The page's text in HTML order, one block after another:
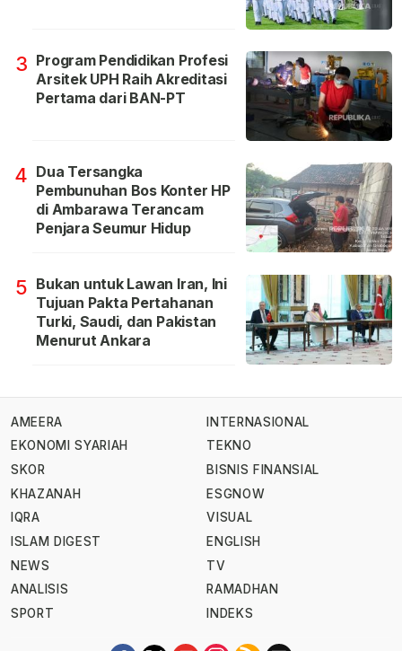
3 Program Pendidikan Profesi
Arsitek UPH Raih Akreditasi
Pertama dari BAN-PT
4 Dua Tersangka
Pembunuhan Bos Konter HP
di Ambarawa Terancam
Penjara Seumur Hidup
5 Bukan untuk Lawan Iran, Ini
Tujuan Pakta Pertahanan
Turki, Saudi, dan Pakistan
Menurut Ankara
AMEERA
EKONOMI SYARIAH
SKOR
KHAZANAH
IQRA
ISLAM DIGEST
NEWS
ANALISIS
SPORT
INTERNASIONAL
TEKNO
BISNIS FINANSIAL
ESGNOW
VISUAL
ENGLISH
TV
RAMADHAN
INDEKS